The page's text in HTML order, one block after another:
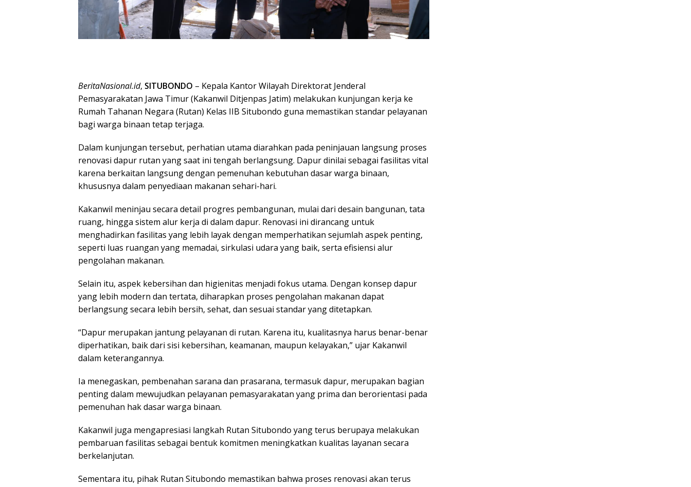
BeritaNasional.id, SITUBONDO – Kepala Kantor Wilayah Direktorat Jenderal
Pemasyarakatan Jawa Timur (Kakanwil Ditjenpas Jatim) melakukan kunjungan kerja ke
Rumah Tahanan Negara (Rutan) Kelas IIB Situbondo guna memastikan standar pelayanan
bagi warga binaan tetap terjaga.
Dalam kunjungan tersebut, perhatian utama diarahkan pada peninjauan langsung proses
renovasi dapur rutan yang saat ini tengah berlangsung. Dapur dinilai sebagai fasilitas vital
karena berkaitan langsung dengan pemenuhan kebutuhan dasar warga binaan,
khususnya dalam penyediaan makanan sehari-hari.
Kakanwil meninjau secara detail progres pembangunan, mulai dari desain bangunan, tata
ruang, hingga sistem alur kerja di dalam dapur. Renovasi ini dirancang untuk
menghadirkan fasilitas yang lebih layak dengan memperhatikan sejumlah aspek penting,
seperti luas ruangan yang memadai, sirkulasi udara yang baik, serta efisiensi alur
pengolahan makanan.
Selain itu, aspek kebersihan dan higienitas menjadi fokus utama. Dengan konsep dapur
yang lebih modern dan tertata, diharapkan proses pengolahan makanan dapat
berlangsung secara lebih bersih, sehat, dan sesuai standar yang ditetapkan.
“Dapur merupakan jantung pelayanan di rutan. Karena itu, kualitasnya harus benar-benar
diperhatikan, baik dari sisi kebersihan, keamanan, maupun kelayakan,” ujar Kakanwil
dalam keterangannya.
Ia menegaskan, pembenahan sarana dan prasarana, termasuk dapur, merupakan bagian
penting dalam mewujudkan pelayanan pemasyarakatan yang prima dan berorientasi pada
pemenuhan hak dasar warga binaan.
Kakanwil juga mengapresiasi langkah Rutan Situbondo yang terus berupaya melakukan
pembaruan fasilitas sebagai bentuk komitmen meningkatkan kualitas layanan secara
berkelanjutan.
Sementara itu, pihak Rutan Situbondo memastikan bahwa proses renovasi akan terus